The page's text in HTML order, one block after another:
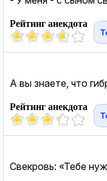
Рейтинг анекдота
А вы знаете, что
Рейтинг анекдота
Свекровь: «Тебе